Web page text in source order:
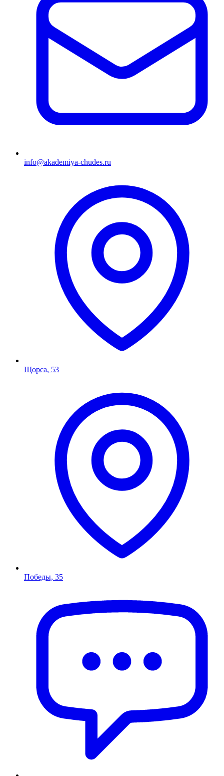
info@akademiya-chudes.ru
Щорса, 53
Победы, 35